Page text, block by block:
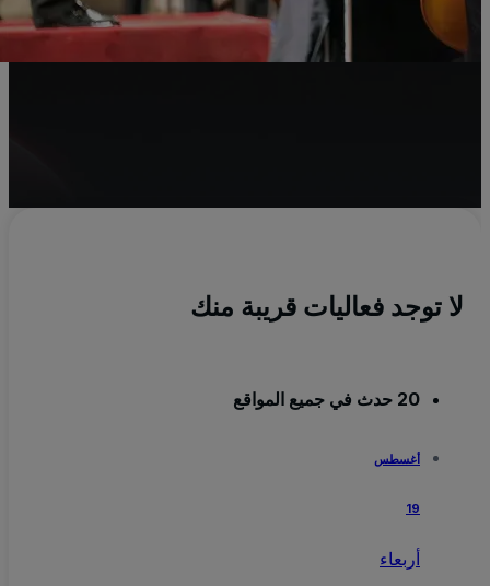
لا توجد فعاليات قريبة منك
20 حدث في جميع المواقع
أغسطس
أربعاء